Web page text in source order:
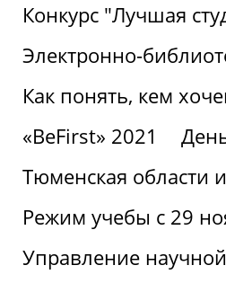
Конкурс "Лучшая
Электронно-
Как понять, кем
«BeFirst» 2021
Тюменская области
Режим учебы с 29
Управление